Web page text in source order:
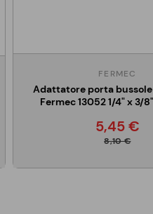
FERMEC
Adattatore porta
Fermec 13052 1/4" x 3/
5,45 €
8,10 €